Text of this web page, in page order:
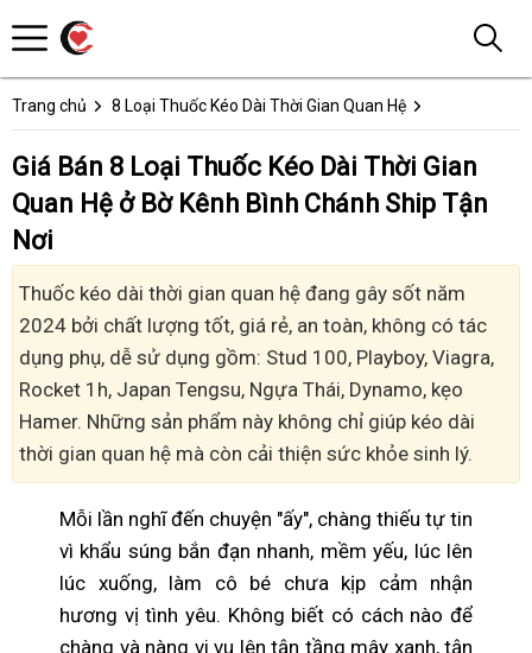
Trang chủ 8 Loại Thuốc Kéo Dài Thời Gian Quan Hệ
Giá Bán 8 Loại Thuốc Kéo Dài Thời Gian
Quan Hệ ở Bờ Kênh Bình Chánh Ship Tận
Nơi
Thuốc kéo dài thời gian quan hệ đang gây sốt năm
2024 bởi chất lượng tốt, giá rẻ, an toàn, không có tác
dụng phụ, dễ sử dụng gồm: Stud 100, Playboy, Viagra,
Rocket 1h, Japan Tengsu, Ngựa Thái, Dynamo, kẹo
Hamer. Những sản phẩm này không chỉ giúp kéo dài
thời gian quan hệ mà còn cải thiện sức khỏe sinh lý.
Mỗi lần nghĩ đến chuyện "ấy", chàng thiếu tự tin
vì khẩu súng bắn đạn nhanh, mềm yếu, lúc lên
lúc xuống, làm cô bé chưa kịp cảm nhận
hương vị tình yêu. Không biết có cách nào để
chàng và nàng vi vu lên tận tầng mây xanh, tận